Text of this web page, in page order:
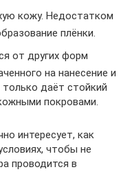
кожу. Недостатком
плёнки.
от других форм
на нанесение и
даёт стойкий
покровами.
интересует, как
чтобы не
проводится в